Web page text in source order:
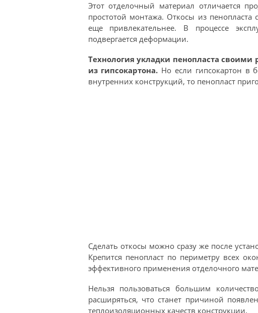
Этот отделочный материал отличается
простотой монтажа. Откосы из
еще привлекательнее. В процессе
подвергается деформации.
Технология укладки пенопласта
из гипсокартона. Но если гипсокартон в
внутренних конструкций, то пенопласт
Сделать откосы можно сразу же после
Крепится пенопласт по периметру всех
эффективного применения отделочного
Нельзя пользоваться большим
расширяться, что станет причиной
теплоизоляционных качеств конструкции.